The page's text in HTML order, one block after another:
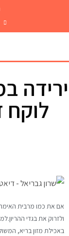
ירידה
לוקח
אם את כמו מרבית
ולזרוק את בגדי
באכילת מזון בריא,